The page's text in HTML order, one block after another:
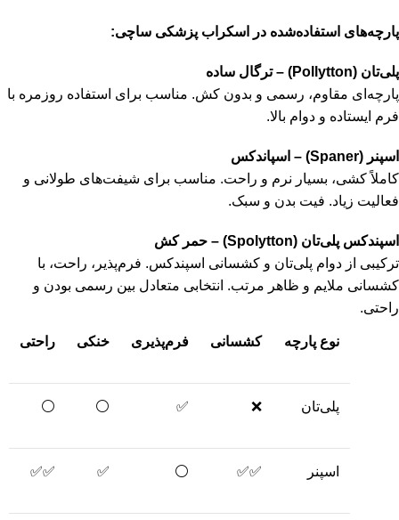
پارچه‌های استفاده‌شده در اسکراب پزشکی ساچی:
پلی‌تان (Pollytton) – ترگال ساده
پارچه‌ای مقاوم، رسمی و بدون کش. مناسب برای استفاده روزمره با
فرم ایستاده و دوام بالا.
اسپنر (Spaner) – اسپاندکس
کاملاً کشی، بسیار نرم و راحت. مناسب برای شیفت‌های طولانی و
فعالیت زیاد. فیت بدن و سبک.
اسپندکس پلی‌تان (Spolytton) – حمر کش
ترکیبی از دوام پلی‌تان و کشسانی اسپندکس. فرم‌پذیر، راحت، با
کشسانی ملایم و ظاهر مرتب. انتخابی متعادل بین رسمی بودن و
راحتی.
نوع پارچه کشسانی فرم‌پذیری خنکی راحتی
پلی‌تان ❌
✅
⚪️
⚪️
اسپنر ✅✅
⚪️
✅
✅✅